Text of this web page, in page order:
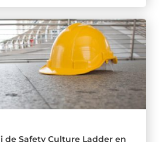
de Safety Culture Ladder en